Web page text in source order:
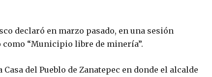
declaró en marzo pasado, en una sesión
“Municipio libre de minería”.
del Pueblo de Zanatepec en donde el alcalde